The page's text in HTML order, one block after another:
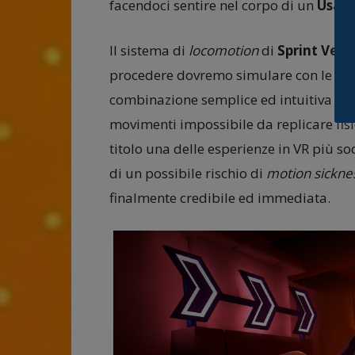
facendoci sentire nel corpo di un
Il sistema di locomotiondi Sprint
procedere dovremo simulare con le
combinazione semplice ed intuitiva di
movimenti impossibile da replicare
titolo una delle esperienze in VR più
di un possibile rischio di motion
finalmente credibile ed immediata.